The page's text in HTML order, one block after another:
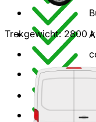
Trekgewicht: 2800